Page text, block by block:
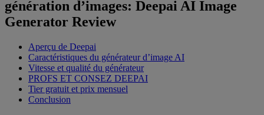
génération d’images: Deepai AI Image
Generator Review
Aperçu de Deepai
Caractéristiques du générateur d’image AI
Vitesse et qualité du générateur
PROFS ET CONSEZ DEEPAI
Tier gratuit et prix mensuel
Conclusion